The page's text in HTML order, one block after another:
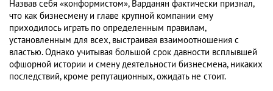
Назвав себя «конформистом», Варданян фактически признал,
что как бизнесмену и главе крупной компании ему
приходилось играть по определенным правилам,
установленным для всех, выстраивая взаимоотношения с
властью. Однако учитывая большой срок давности всплывшей
офшорной истории и смену деятельности бизнесмена, никаких
последствий, кроме репутационных, ожидать не стоит.